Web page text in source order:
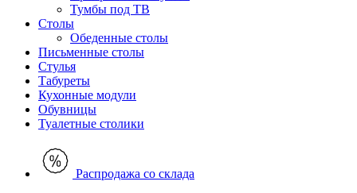
Тумбы под ТВ
Столы
Обеденные столы
Письменные столы
Стулья
Табуреты
Кухонные модули
Обувницы
Туалетные столики
Распродажа со склада